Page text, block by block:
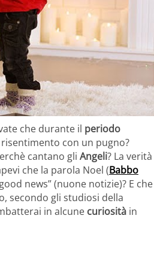
che durante il periodo
con un pugno?
cantano gli Angeli? La verità
che la parola Noel (Babbo
news” (nuone notizie)? E che
secondo gli studiosi della
in alcune curiosità in